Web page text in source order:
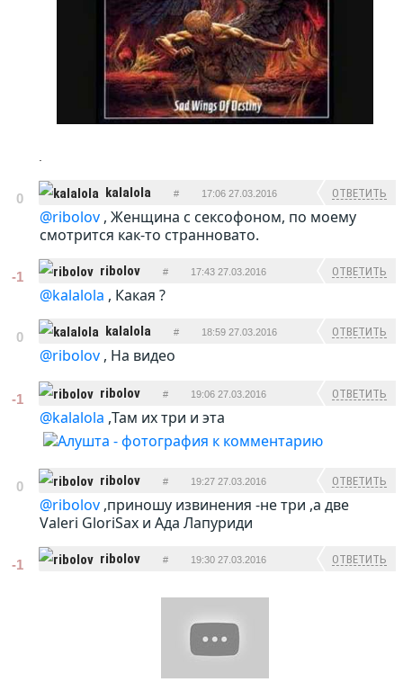
.
0 kalalola # 17:06 27.03.2016 ОТВЕТИТЬ
@ribolov , Женщина с сексофоном, по моему
смотрится как-то странновато.
-1 ribolov # 17:43 27.03.2016 ОТВЕТИТЬ
@kalalola , Какая ?
0 kalalola # 18:59 27.03.2016 ОТВЕТИТЬ
@ribolov , На видео
-1 ribolov # 19:06 27.03.2016 ОТВЕТИТЬ
@kalalola ,Там их три и эта
0 ribolov # 19:27 27.03.2016 ОТВЕТИТЬ
@ribolov ,приношу извинения -не три ,а две
Valeri GloriSax и Ада Лапуриди
-1 ribolov # 19:30 27.03.2016 ОТВЕТИТЬ